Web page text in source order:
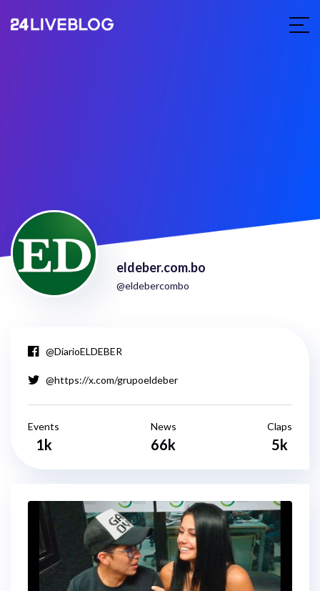
eldeber.com.bo
@eldebercombo
@DiarioELDEBER
@https://x.com/grupoeldeber
Events
1k
News
66k
Claps
5k